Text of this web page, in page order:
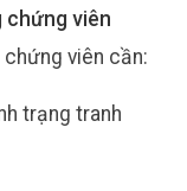
chứng viên
chứng viên cần:
trạng tranh